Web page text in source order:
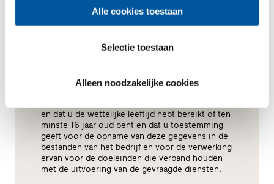
Alle cookies toestaan
Selectie toestaan
Alleen noodzakelijke cookies
Toestemming voor gegevensbewerking*
en dat u de wettelijke leeftijd hebt bereikt of ten
minste 16 jaar oud bent en dat u toestemming
geeft voor de opname van deze gegevens in de
bestanden van het bedrijf en voor de verwerking
ervan voor de doeleinden die verband houden
met de uitvoering van de gevraagde diensten.